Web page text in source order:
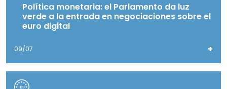
Política monetaria: el Parlamento da luz
verde a la entrada en negociaciones sobre el
euro digital
09/07 +